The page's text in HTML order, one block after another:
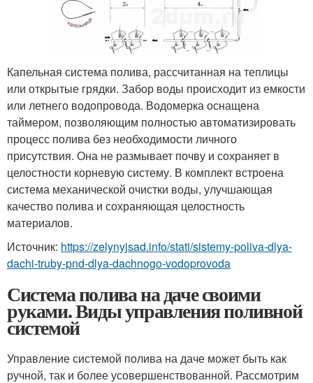
Капельная система полива, рассчитанная на теплицы
или открытые грядки. Забор воды происходит из емкости
или летнего водопровода. Водомерка оснащена
таймером, позволяющим полностью автоматизировать
процесс полива без необходимости личного
присутствия. Она не размывает почву и сохраняет в
целостности корневую систему. В комплект встроена
система механической очистки воды, улучшающая
качество полива и сохраняющая целостность
материалов.
Источник: https://zelynyjsad.info/stati/sistemy-poliva-dlya-
dachi-truby-pnd-dlya-dachnogo-vodoprovoda
Система полива на даче своими
руками. Виды управления поливной
системой
Управление системой полива на даче может быть как
ручной, так и более усовершенствованной. Рассмотрим